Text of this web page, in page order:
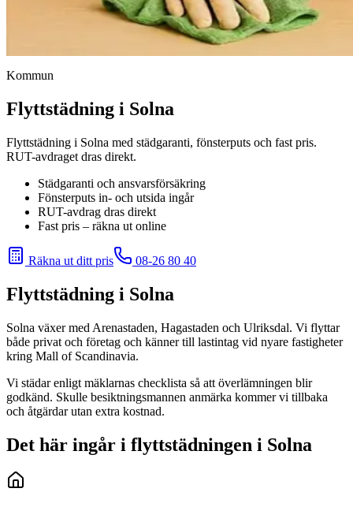
Kommun
Flyttstädning i Solna
Flyttstädning i Solna med städgaranti, fönsterputs och fast pris.
RUT-avdraget dras direkt.
Städgaranti och ansvarsförsäkring
Fönsterputs in- och utsida ingår
RUT-avdrag dras direkt
Fast pris – räkna ut online
Räkna ut ditt pris 08-26 80 40
Flyttstädning i Solna
Solna växer med Arenastaden, Hagastaden och Ulriksdal. Vi flyttar
både privat och företag och känner till lastintag vid nyare fastigheter
kring Mall of Scandinavia.
Vi städar enligt mäklarnas checklista så att överlämningen blir
godkänd. Skulle besiktningsmannen anmärka kommer vi tillbaka
och åtgärdar utan extra kostnad.
Det här ingår i flyttstädningen i Solna